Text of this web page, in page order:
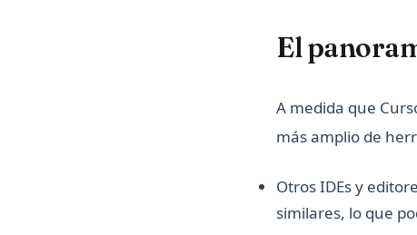
El
A medida que
más amplio de
Otros IDEs y
similares, lo que